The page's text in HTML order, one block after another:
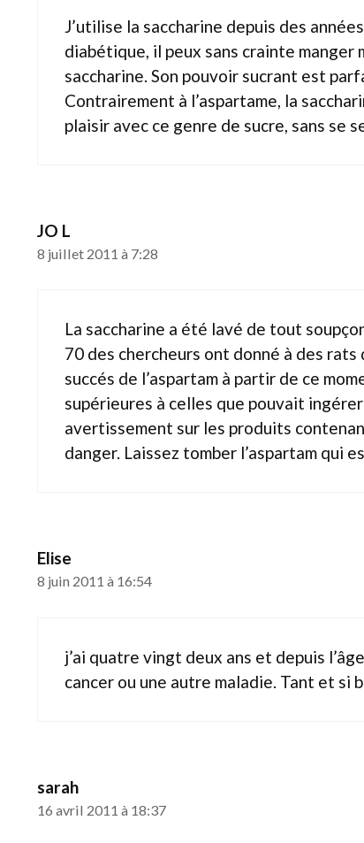
J’utilise la saccharine depuis des
diabétique, il peux sans crainte manger
saccharine. Son pouvoir sucrant est
Contrairement à l’aspartame, la
plaisir avec ce genre de sucre, sans se
JO L
8 juillet 2011 à 7:28
La saccharine a été lavé de tout
70 des chercheurs ont donné à des
succés de l’aspartam à partir de ce
supérieures à celles que pouvait
avertissement sur les produits
danger. Laissez tomber l’aspartam qui
Elise
8 juin 2011 à 16:54
j’ai quatre vingt deux ans et depuis
cancer ou une autre maladie. Tant et si
sarah
16 avril 2011 à 18:37